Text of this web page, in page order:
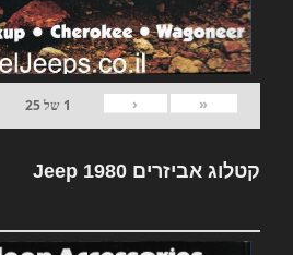
«
‹
1 של25
קטלוג אביזרים Jeep 1980